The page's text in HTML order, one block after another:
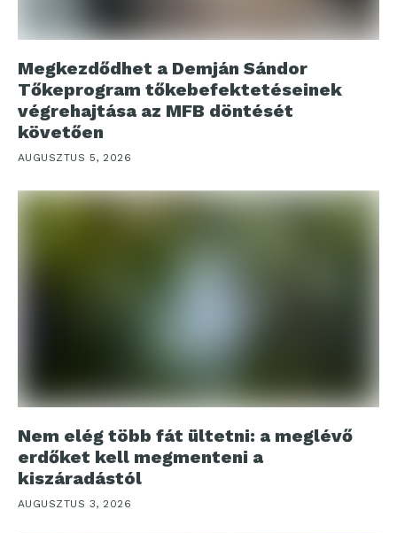
Megkezdődhet a Demján Sándor
Tőkeprogram tőkebefektetéseinek
végrehajtása az MFB döntését
követően
AUGUSZTUS 5, 2026
Nem elég több fát ültetni: a meglévő
erdőket kell megmenteni a
kiszáradástól
AUGUSZTUS 3, 2026